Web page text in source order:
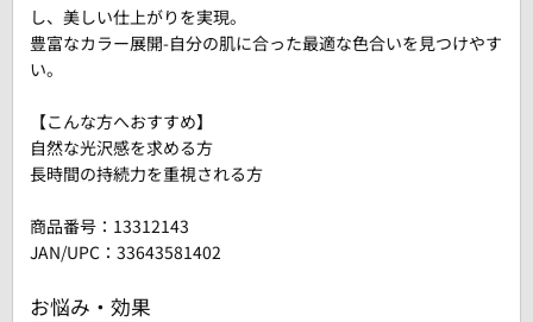
し、美しい仕上がりを実現。
豊富なカラー展開-自分の肌に合った最適な色合いを見つけやす
い。
【こんな方へおすすめ】
自然な光沢感を求める方
長時間の持続力を重視される方
商品番号： 13312143
JAN/UPC：33643581402
お悩み・効果